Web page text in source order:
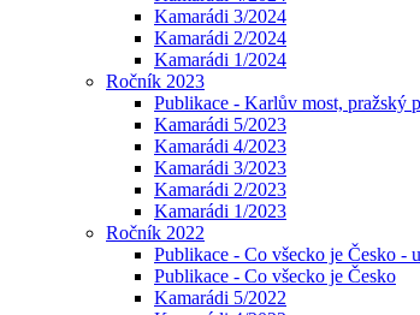
Kamarádi 3/2024
Kamarádi 2/2024
Kamarádi 1/2024
Ročník 2023
Publikace - Karlův most, pražský
Kamarádi 5/2023
Kamarádi 4/2023
Kamarádi 3/2023
Kamarádi 2/2023
Kamarádi 1/2023
Ročník 2022
Publikace - Co všecko je Česko -
Publikace - Co všecko je Česko
Kamarádi 5/2022